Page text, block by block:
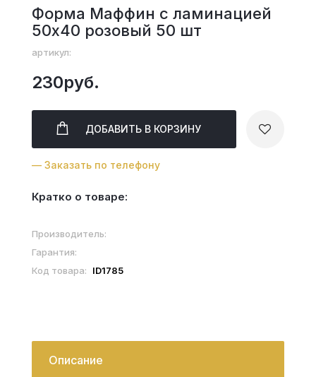
Форма Маффин с ламинацией
50х40 розовый 50 шт
артикул:
230руб.
ДОБАВИТЬ В КОРЗИНУ
— Заказать по телефону
Кратко о товаре:
Производитель:
Гарантия:
Код товара:
ID1785
Описание